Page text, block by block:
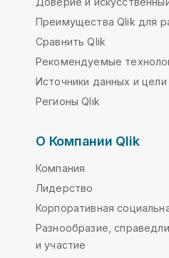
Преимущества Qlik для
Сравнить Qlik
Рекомендуемые
Источники данных и цели
Регионы Qlik
О Компании Qlik
Компания
Лидерство
Корпоративная
Разнообразие,
и участие